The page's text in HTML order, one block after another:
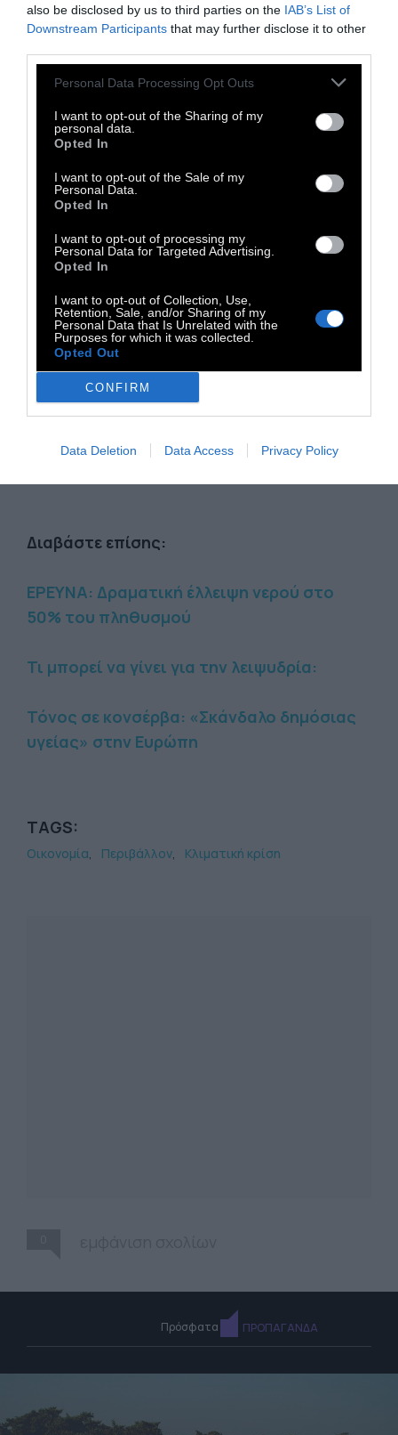
also be disclosed by us to third parties on the IAB’s List of
Downstream Participants that may further disclose it to other
Personal Data Processing Opt Outs
I want to opt-out of the Sharing of my
personal data.
Opted In
I want to opt-out of the Sale of my
Personal Data.
Opted In
I want to opt-out of processing my
Personal Data for Targeted Advertising.
Opted In
I want to opt-out of Collection, Use,
Retention, Sale, and/or Sharing of my
Personal Data that Is Unrelated with the
Purposes for which it was collected.
Opted Out
CONFIRM
Data Deletion Data Access Privacy Policy
και τα δικά σας. Η άρνηση της Lamda για
συνεργασία σε αυτό το ζήτημα, κατά τη
γνώμη μου, είναι ένα σοβαρό λάθος.
Μακροπρόθεσμα, αυτό θα επηρεάσει
αρνητικά όχι μόνο τη Lamda, αλλά και εμάς
τους υπόλοιπους».
Στον αντίποδα, ο δήμαρχος Ελληνικού-
Αργυρούπολης, Γιάννης Κωνσταντάτος,
άλλων δημάρχων και δηλώνει ότι μπορεί να
καλύψει τις ανάγκες διαχείρισης των
απορριμμάτων της νέας πόλης στο Ελληνικό
μέσω του υπάρχοντος Σταθμού
Μεταφόρτωσης Απορριμμάτων, τονίζοντας
ότι θεωρεί αυτή την ευθύνη «καθήκον και
τιμή του».
Διαβάστε επίσης:
ΕΡΕΥΝΑ: Δραματική έλλειψη νερού στο
50% του πληθυσμού
Τι μπορεί να γίνει για την λειψυδρία:
Τόνος σε κονσέρβα: «Σκάνδαλο δημόσιας
υγείας» στην Ευρώπη
TAGS:
Οικονομία Περιβάλλον Κλιματική κρίση
Πρόσφατα ΠΡΟΠΑΓΑΝΔΑ